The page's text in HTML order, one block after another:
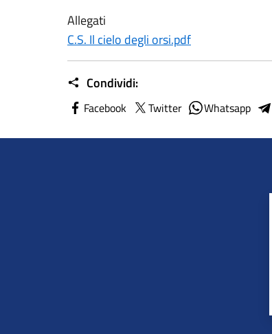
Allegati
C.S. Il cielo degli orsi.pdf
Condividi:
Facebook Twitter Whatsapp